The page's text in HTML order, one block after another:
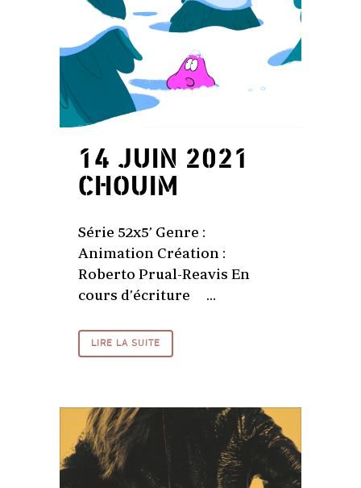
14 JUIN 2021
CHOUIM
Série 52x5’ Genre :
Animation Création :
Roberto Prual-Reavis En
cours d’écriture ...
LIRE LA SUITE